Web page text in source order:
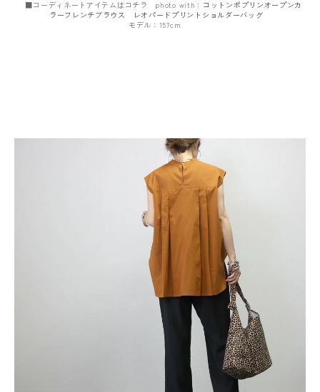
■コーディネートアイテムはコチラ photo with： コットンポプリンオープンカ
ラーフレンチブラウス
レオパードプリントショルダーバッグ
モデル：157cm